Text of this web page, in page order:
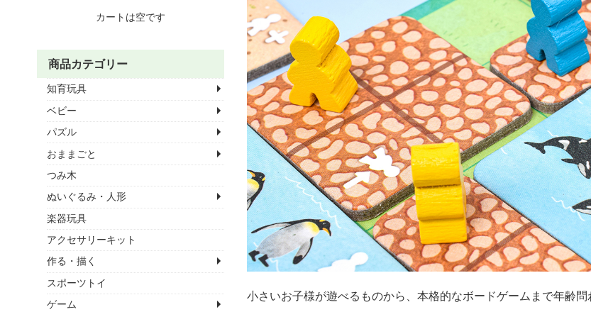
小さいお子様が遊べるものから、本格的なボードゲームまで年齢問
カートは空です
商品カテゴリー
知育玩具
ベビー
パズル
おままごと
つみ木
ぬいぐるみ・人形
楽器玩具
アクセサリーキット
作る・描く
スポーツトイ
ゲーム